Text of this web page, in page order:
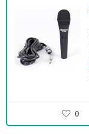
0